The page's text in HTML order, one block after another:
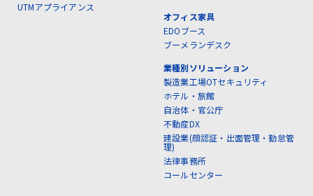
UTMアプライアンス
オフィス家具
EDOブース
ブーメランデスク
業種別ソリューション
製造業工場OTセキュリティ
ホテル・旅館
自治体・官公庁
不動産DX
建設業(顔認証・出面管理・勤怠管
理)
法律事務所
コールセンター